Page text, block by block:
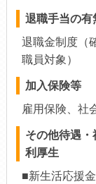
退職手当の有
退職金制度（
職員対象）
加入保険等
雇用保険、社
その他待遇・
利厚生
■新生活応援金